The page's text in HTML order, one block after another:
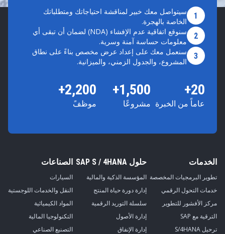
1
سيتواصل معك خبير لمناقشة احتياجاتك ومتطلباتك
الخاصة بالهجرة.
2
سنوقع اتفاقية عدم الإفشاء (NDA) لضمان أن تبقى أي
معلومات حساسة آمنة وسرية.
3
سنعمل معك على إعداد عرض مخصص بناءً على نطاق
المشروع، والجدول الزمني، والميزانية.
20+
عاماً من الخبرة
1,500+
مشروعًا
2,200+
موظفً
الخدمات
تطوير البرمجيات المخصصة
خدمات التحول الرقمي
مركز الأفشور للتطوير
الترقية مع SAP
ترحيل S/4HANA
حلول SAP S / 4HANA
المؤسسة الذكية والمالية
إدارة دورة حياة المنتج
سلسلة التوريد الرقمية
إدارة الأصول
إدارة الإنفاق
الصناعات
السيارات
النقل والخدمات اللوجستية
المواد الكيميائية
التكنولوجيا المالية
التصنيع الصناعي